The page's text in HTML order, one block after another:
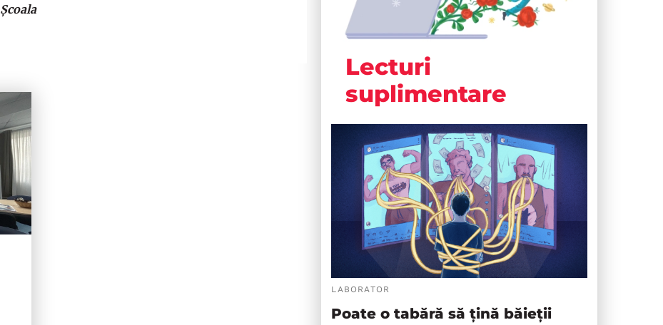
Școala
Lecturi
suplimentare
LABORATOR
Poate o tabără să țină băieții